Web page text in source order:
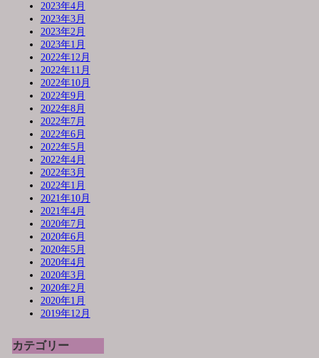
2023年4月
2023年3月
2023年2月
2023年1月
2022年12月
2022年11月
2022年10月
2022年9月
2022年8月
2022年7月
2022年6月
2022年5月
2022年4月
2022年3月
2022年1月
2021年10月
2021年4月
2020年7月
2020年6月
2020年5月
2020年4月
2020年3月
2020年2月
2020年1月
2019年12月
カテゴリー